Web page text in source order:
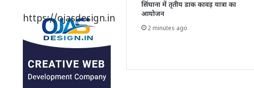
https://ojasdesign.in
सिंघाना में तृतीय डाक कावड़ यात्रा का
आयोजन
2 minutes ago